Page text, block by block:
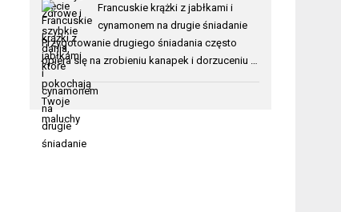
Francuskie krążki z jabłkami i
cynamonem na drugie śniadanie
Przygotowanie drugiego śniadania często
opiera się na zrobieniu kanapek i dorzuceniu …